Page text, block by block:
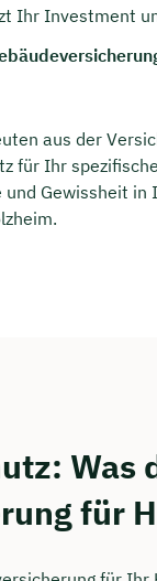
Ihr Investment
aus der
für Ihr
und Gewissheit
Was
für